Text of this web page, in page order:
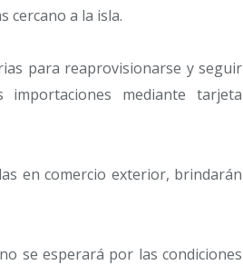
cercano a la isla.
para reaprovisionarse y seguir
mediante tarjeta
en comercio exterior, brindarán
se esperará por las condiciones